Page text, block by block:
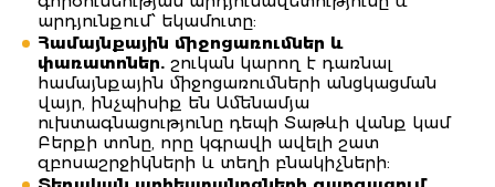
արդյունքում՝ եկամուտը:
Համայնքային միջոցառումներ և
փառատոներ. շուկան կարող է դառնալ
համայնքային միջոցառումների անցկացման
վայր, ինչպիսիք են Ամենամյա
ուխտագնացությունը դեպի Տաթևի վանք կամ
Բերքի տոնը, որը կգրավի ավելի շատ
զբոսաշրջիկների և տեղի բնակիչների: